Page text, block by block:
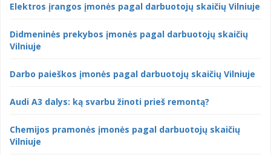
Elektros įrangos įmonės pagal darbuotojų skaičių Vilniuje
Didmeninės prekybos įmonės pagal darbuotojų skaičių
Vilniuje
Darbo paieškos įmonės pagal darbuotojų skaičių Vilniuje
Audi A3 dalys: ką svarbu žinoti prieš remontą?
Chemijos pramonės įmonės pagal darbuotojų skaičių
Vilniuje